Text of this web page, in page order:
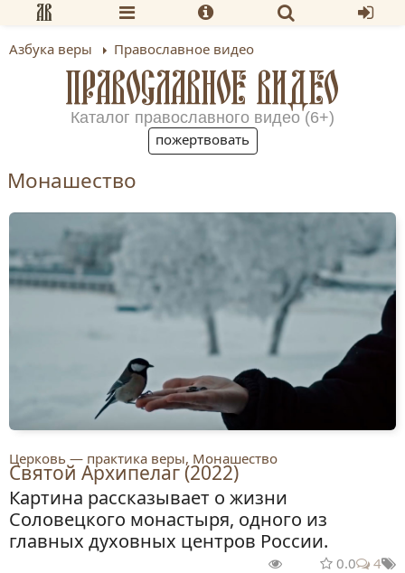
Азбука веры Православное видео
ПРАВОСЛАВНОЕ ВИДЕО
Каталог православного видео (6+)
пожертвовать
Монашество
Церковь — практика веры, Монашество
Святой Архипелаг (2022)
Картина рассказывает о жизни
Соловецкого монастыря, одного из
главных духовных центров России.
0.0 4